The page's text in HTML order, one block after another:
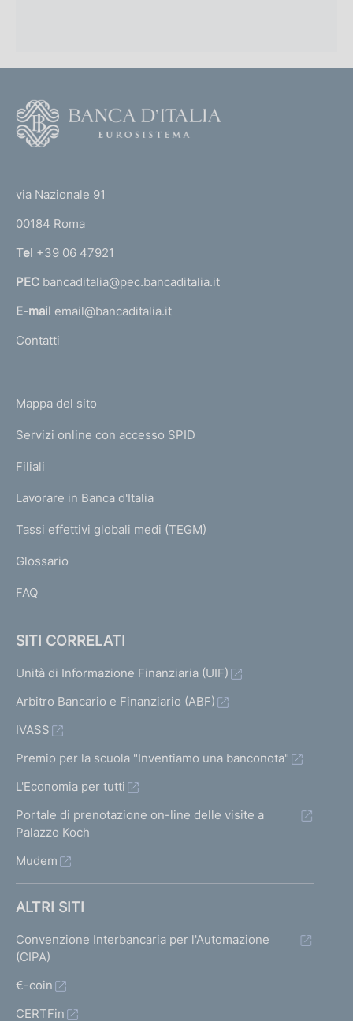
r
n
a
l
'
m
e
a
g
via Nazionale 91
00184 Roma
Tel +39 06 47921
PEC bancaditalia@pec.bancaditalia.it
E-mail email@bancaditalia.it
Contatti
L
N
K
T
I
I
Mappa del sito
Servizi online con accesso SPID
Filiali
Lavorare in Banca d'Italia
Tassi effettivi globali medi (TEGM)
Glossario
FAQ
SITI CORRELATI
Unità di Informazione Finanziaria (UIF)
Arbitro Bancario e Finanziario (ABF)
IVASS
Premio per la scuola "Inventiamo una banconota"
L'Economia per tutti
Portale di prenotazione on-line delle visite a
Palazzo Koch
Mudem
ALTRI SITI
Convenzione Interbancaria per l'Automazione
(CIPA)
€-coin
CERTFin